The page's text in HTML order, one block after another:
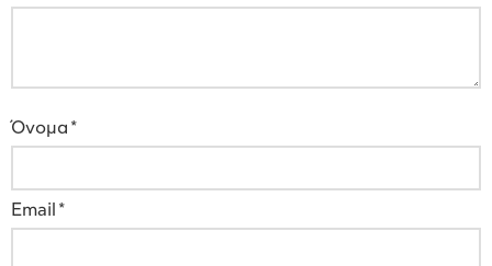
Όνομα *
Email *